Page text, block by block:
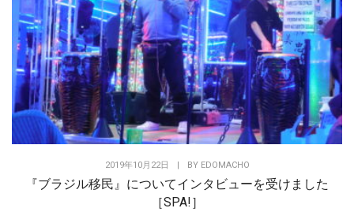
2019年10月22日 BY EDOMACHO
『ブラジル移民』についてインタビューを受けました
［SPA!］